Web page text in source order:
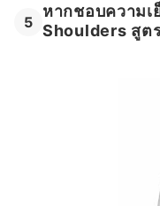
5
หากชอบความเ
Shoulders สูต